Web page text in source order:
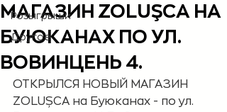
Розыгрыши
Другое
МАГАЗИН ZOLUŞCA НА
БУЮКАНАХ ПО УЛ.
ВОВИНЦЕНЬ 4.
ОТКРЫЛСЯ НОВЫЙ МАГАЗИН
ZOLUȘCA на Буюканах - по ул.